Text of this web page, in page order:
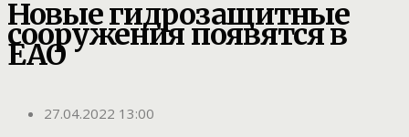
Новые гидрозащитные
сооружения появятся в
ЕАО
27.04.2022 13:00